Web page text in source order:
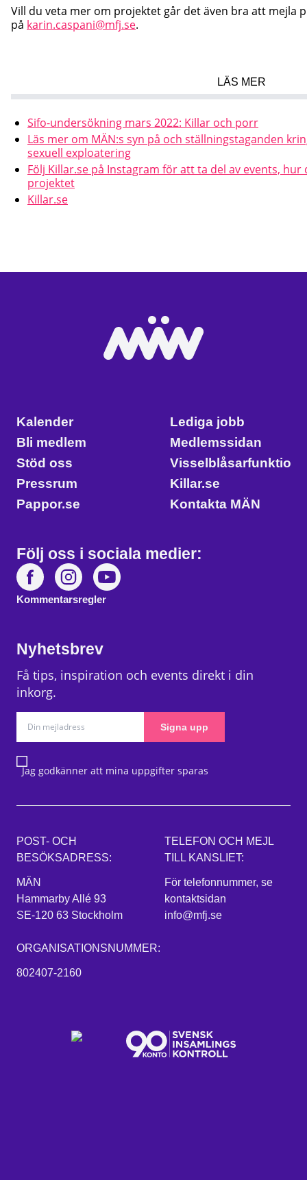
Vill du veta mer om projektet går det även bra att mejla
på karin.caspani@mfj.se.
LÄS MER
Sifo-undersökning mars 2022: Killar och porr
Läs mer om MÄN:s syn på och ställningstaganden
sexuell exploatering
Följ Killar.se på Instagram för att ta del av events,
projektet
Killar.se
Kalender
Lediga jobb
Bli medlem
Medlemssidan
Stöd oss
Visselblåsarfunktion
Pressrum
Killar.se
Pappor.se
Kontakta MÄN
Följ oss i sociala medier:
Kommentarsregler
Nyhetsbrev
Få tips, inspiration och events direkt i din
inkorg.
Signa upp
Jag godkänner att mina uppgifter sparas
POST- OCH
BESÖKSADRESS:
MÄN
Hammarby Allé 93
SE-120 63 Stockholm
TELEFON OCH MEJL
TILL KANSLIET:
För telefonnummer, se
kontaktsidan
info@mfj.se
ORGANISATIONSNUMMER:
802407-2160